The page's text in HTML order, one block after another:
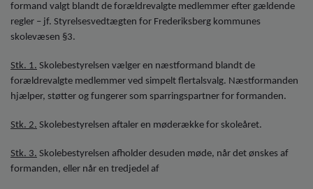
formand valgt blandt de forældrevalgte medlemmer efter gældende
regler – jf. Styrelsesvedtægten for Frederiksberg kommunes
skolevæsen §3.
Stk. 1. Skolebestyrelsen vælger en næstformand blandt de
forældrevalgte medlemmer ved simpelt flertalsvalg. Næstformanden
hjælper, støtter og fungerer som sparringspartner for formanden.
Stk. 2. Skolebestyrelsen aftaler en møderække for skoleåret.
Stk. 3. Skolebestyrelsen afholder desuden møde, når det ønskes af
formanden, eller når en tredjedel af